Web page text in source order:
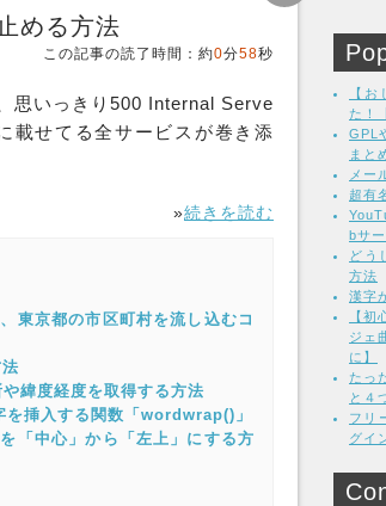
める方法
この記事の読了時間：約0分58秒
思いっきり500 Internal Serve
載せてる全サービスが巻き添
»続きを読む
東京都の市区町村を流し込むコ
緯度経度を取得する方法
を挿入する関数「wordwrap()」
「中心」から「左上」にする方
【
た！
GPL
まと
メー
超有
bサ
どう
方法
漢字
【
ジェ
に】
たっ
と４
フリ
グイ